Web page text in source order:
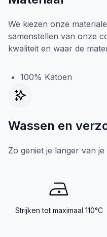
We kiezen onze
samenstellen van onze
kwaliteit en waar de
100% Katoen
Wassen en
Zo geniet je langer van
Strijken tot maximaal 110°C